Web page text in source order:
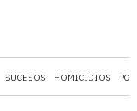
SUCESOS HOMICIDIOS